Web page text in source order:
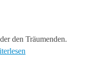
den Träumenden.